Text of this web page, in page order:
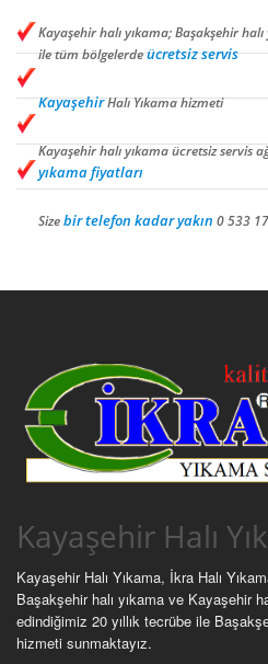
Kayaşehir halı yıkama; Başakşehir
ile tüm bölgelerdeücretsiz servis
KayaşehirHalı Yıkama hizmeti
Kayaşehir halı yıkama ücretsiz servis
yıkama fiyatları
Sizebir telefon kadar yakın 0 533
Kayaşehir Halı
Kayaşehir Halı Yıkama, İkra Halı
Başakşehir halı yıkama ve Kayaşehir
edindiğimiz 20 yıllık tecrübe ile
hizmeti sunmaktayız.